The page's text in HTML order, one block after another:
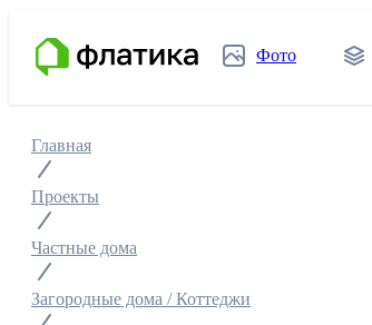
Фото
Главная
Проекты
Частные дома
Загородные дома / Коттеджи